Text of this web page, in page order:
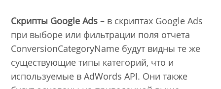
Скрипты Google Ads – в скриптах Google Ads
при выборе или фильтрации поля отчета
ConversionCategoryName будут видны те же
существующие типы категорий, что и
используемые в AdWords API. Они также